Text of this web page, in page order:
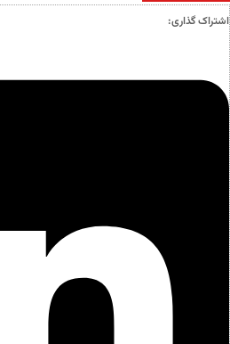
اشتراک گذاری: